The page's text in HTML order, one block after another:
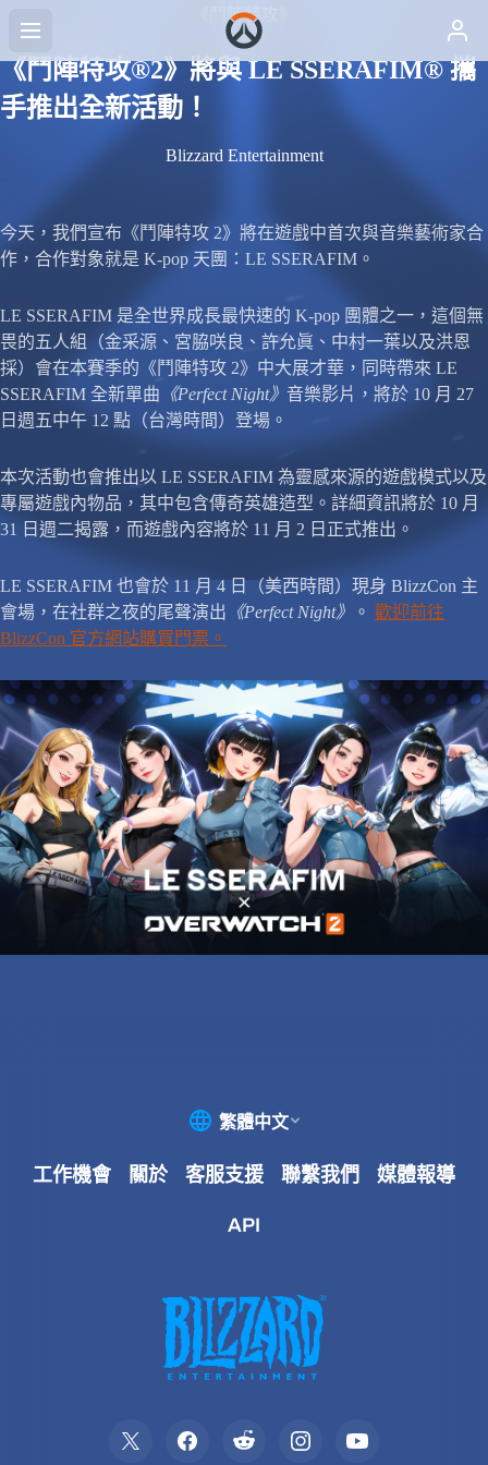
《鬥陣特攻》
《鬥陣特攻®2》將與 LE SSERAFIM® 攜
手推出全新活動！
Blizzard Entertainment
今天，我們宣布《鬥陣特攻 2》將在遊戲中首次與音樂藝術家合
作，合作對象就是 K-pop 天團：LE SSERAFIM。
LE SSERAFIM 是全世界成長最快速的 K-pop 團體之一，這個無
畏的五人組（金采源、宮脇咲良、許允眞、中村一葉以及洪恩
採）會在本賽季的《鬥陣特攻 2》中大展才華，同時帶來 LE
SSERAFIM 全新單曲 《Perfect Night》 音樂影片，將於 10 月 27
日週五中午 12 點（台灣時間）登場。
本次活動也會推出以 LE SSERAFIM 為靈感來源的遊戲模式以及
專屬遊戲內物品，其中包含傳奇英雄造型。詳細資訊將於 10 月
31 日週二揭露，而遊戲內容將於 11 月 2 日正式推出。
LE SSERAFIM 也會於 11 月 4 日（美西時間）現身 BlizzCon 主
會場，在社群之夜的尾聲演出 《Perfect Night》 。 歡迎前往
BlizzCon 官方網站購買門票。